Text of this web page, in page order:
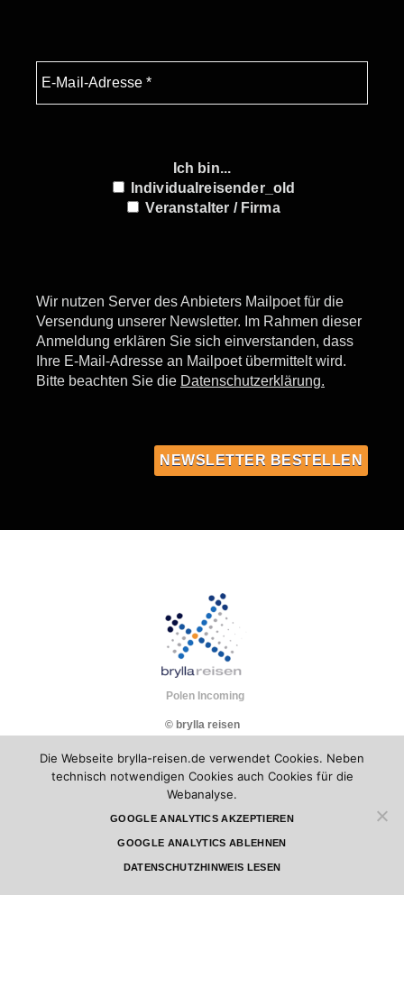
Ich bin...
Individualreisender_old
Veranstalter / Firma
Wir nutzen Server des Anbieters Mailpoet für die
Versendung unserer Newsletter. Im Rahmen dieser
Anmeldung erklären Sie sich einverstanden, dass
Ihre E-Mail-Adresse an Mailpoet übermittelt wird.
Bitte beachten Sie die Datenschutzerklärung.
Polen Incoming
© brylla reisen
Die Webseite brylla-reisen.de verwendet Cookies. Neben
technisch notwendigen Cookies auch Cookies für die
Webanalyse.
GOOGLE ANALYTICS AKZEPTIEREN
GOOGLE ANALYTICS ABLEHNEN
DATENSCHUTZHINWEIS LESEN